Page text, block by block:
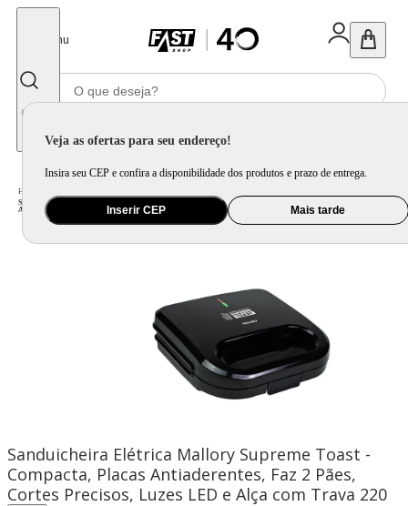
Menu
Veja as ofertas para seu endereço!
Insira seu CEP e confira a disponibilidade dos produtos e prazo de entrega.
Inserir CEP Mais tarde
Home
Sanduicheira Elétrica Mallory Supreme Toast - Compacta, Placas Antiaderentes, Faz 2 Pães, Cortes Precisos, Luzes LED e
Alça com Trava
Sanduicheira Elétrica Mallory Supreme Toast -
Compacta, Placas Antiaderentes, Faz 2 Pães,
Cortes Precisos, Luzes LED e Alça com Trava 220